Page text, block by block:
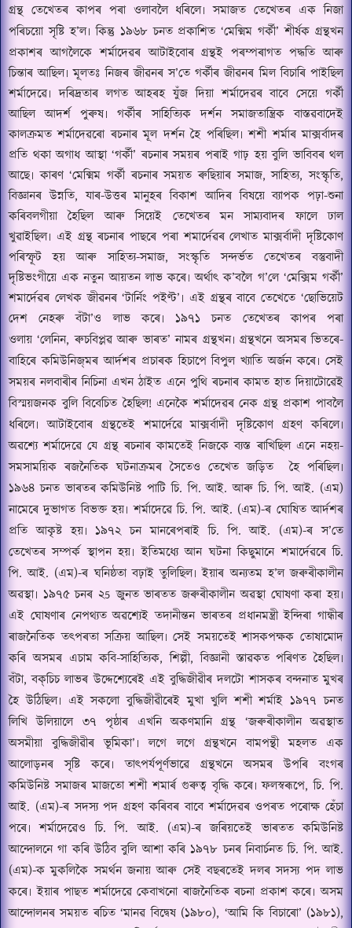
গ্ৰন্থ তেখেতৰ কাপৰ পৰা ওলাবলৈ ধৰিলে৷ সমাজততেখেতৰএক নিজা
পৰিচয়ো সৃষ্টি হ’ল৷ কিন্তু ১৯৬৮ চনত প্ৰকাশিত‘মেক্মিম গৰ্কী’শীৰ্ষক গ্ৰন্থখন
প্ৰকাশৰ আগলৈকে শৰ্মাদেৱৰ আটাইবোৰ গ্ৰন্থই পৰম্পৰাগত পদ্ধতি আৰু
চিন্তাৰ আছিল৷ মূলতঃ নিজৰ জীৱনৰ স’তে গৰ্কীৰ জীৱনৰ মিল বিচাৰি পাইছিল
শৰ্মাদেৱে৷ দৰিদ্ৰতাৰ লগত আহৰহ যুঁজ দিয়া শৰ্মাদেৱৰ বাবে সেয়ে গৰ্কী
আছিলআদৰ্শ পুৰুষ৷ গৰ্কীৰ সাহিত্যিক দৰ্শন সমাজতান্ত্ৰিক বাস্তৱবাদেই
কালক্ৰমত শৰ্মাদেৱৰো ৰচনাৰ মূল দৰ্শন হৈ পৰিছিল৷ শশী শৰ্মাৰ মাক্সৰ্বাদৰ
প্ৰতি থকা অগাধ আস্থা ‘গৰ্কী’ৰচনাৰ সময়ৰ পৰাই গাঢ় হয় বুলি ভাবিবৰ থল
আছে৷ কাৰণ‘মেক্মিম গৰ্কী ৰচনাৰ সময়ত ৰুছিয়াৰ সমাজ, সাহিত্য,সংস্কৃতি,
বিজ্ঞানৰ উন্নতি,যাৰ-উত্তৰ মানুহৰ বিকাশ আদিৰ বিষয়ে ব্যাপক পঢ়া-শুনা
কৰিবলগীয়া হৈছিল আৰু সিয়েই তেখেতৰ মন সাম্যবাদৰ ফালে ঢাল
খুৱাইছিল৷ এই গ্ৰন্থ ৰচনাৰ পাছৰে পৰা শমাৰ্দেৱৰ লেখাত মাক্সৰ্বাদী দৃষ্টিকোণ
পৰিস্ফূট হয় আৰু সাহিত্য-সমাজ,সংস্কৃতি সন্দৰ্ভত তেখেতৰ বস্তুবাদী
দৃষ্টিভংগীয়ে এক নতুন আয়তন লাভ কৰে৷ অৰ্থাৎ ক’বলৈ গ’লে ‘মেক্সিম গৰ্কী’
শমাৰ্দেৱৰ লেখক জীৱনৰ‘টাৰ্নিং পইণ্ট’৷ এই গ্ৰন্থৰ বাবে তেখেতে‘ছোভিয়েট
দেশ নেহৰু বঁটা’ও লাভ কৰে৷ ১৯৭১ চনত তেখেতৰ কাপৰ পৰা
ওলায়‘লেনিন,ৰুচবিপ্লৱ আৰু ভাৰত’ নামৰ গ্ৰন্থখন৷ গ্ৰন্থখনে অসমৰ ভিতৰে-
বাহিৰে কমিউনিজ্‌মৰ আৰ্দশৰ প্ৰচাৰক হিচাপে বিপুল খ্যাতি অৰ্জন কৰে৷ সেই
সময়ৰ নলবাৰীৰ নিচিনা এখন ঠাইত এনে পুথি ৰচনাৰ কামত হাত দিয়াটোৱেই
বিস্ময়জনক বুলি বিবেচিত হৈছিল! এনেকৈ শৰ্মাদেৱৰ নেক গ্ৰন্থ প্ৰকাশ পাবলৈ
ধৰিলে৷ আটাইবোৰ গ্ৰন্থতেই শমাৰ্দেৱে মাক্সৰ্বাদী দৃষ্টিকোণ গ্ৰহণ কৰিলে৷
অৱশ্যে শৰ্মাদেৱে যে গ্ৰন্থ ৰচনাৰ কামতেই নিজকে ব্যস্ত ৰাখিছিল এনে নহয়-
সমসাময়িক ৰজনৈতিক ঘটনাক্ৰমৰ সৈতেও তেখেত জড়িত
হৈ পৰিছিল৷
১৯৬৪ চনত ভাৰতৰ কমিউনিষ্ট পাটি চি. পি. আই. আৰু চি. পি. আই. (এম)
নামেৰে দুভাগত বিভক্ত হয়৷ শৰ্মাদেৱে চি. পি. আই. (এম)-ৰ ঘোষিত আৰ্দশৰ
প্ৰতি আকৃষ্ট হয়৷ ১৯৭২ চন মানৰেপৰাই চি. পি. আই. (এম)-ৰ স’তে
তেখেতৰসম্পৰ্ক স্থাপন হয়৷ ইতিমধ্যে আন ঘটনা কিছুমানে শমাৰ্দেৱৰে চি.
পি. আই. (এম)-ৰ ঘনিষ্ঠতা বঢ়াই তুলিছিল৷ ইয়াৰ অন্যতম হ’ল জৰুৰীকালীন
অৱস্থা৷ ১৯৭৫ চনৰ ২5 জুনত ভাৰতত জৰুৰীকালীন অৱস্থা ঘোষণা কৰা হয়৷
এই ঘোষণাৰ নেপথ্যত অৱশ্যেই তদানীন্তন ভাৰতৰ প্ৰধানমন্ত্ৰী ইন্দিৰা গান্ধীৰ
ৰাজনৈতিক তৎপৰতা সক্ৰিয় আছিল৷ সেই সময়তেই শাসকপক্ষক তোষামোদ
কৰি অসমৰ এচাম কবি-সাহিত্যিক,শিল্পী,বিজ্ঞানী স্তাৱকত পৰিণত হৈছিল৷
বঁটা,বক্‌চিচ লাভৰ উদ্দেশ্যেৰেই এই বুদ্ধিজীৱীৰ দলটো শাসকৰ বন্দনাত মুখৰ
হৈ উঠিছিল৷ এই সকলো বুদ্ধিজীৱীৰেই মুখা খুলি শশী শৰ্মাই ১৯৭৭ চনত
লিখি উলিয়ালে ৩৭ পৃষ্ঠাৰ এখনি অকণমানি গ্ৰন্থ ‘জৰুৰীকালীন অৱস্থাত
অসমীয়া বুদ্ধিজীৱীৰ ভূমিকা’৷ লগে লগে গ্ৰন্থখনে বামপন্থী মহলত এক
আলোড়নৰ সৃষ্টি কৰে৷ তাৎপৰ্যপূৰ্ণভাৱে গ্ৰন্থখনে অসমৰ উপৰি বংগৰ
কমিউনিষ্ট সমাজৰ মাজতো শশী শমাৰ্ৰ গুৰুত্ব বৃদ্ধি কৰে৷ ফলস্বৰূপে,চি. পি.
আই. (এম)-ৰ সদস্য পদ গ্ৰহণ কৰিবৰ বাবে শৰ্মাদেৱৰ ওপৰত পৰোক্ষ হেঁচা
পৰে৷ শৰ্মাদেৱেও চি. পি. আই. (এম)-ৰ জৰিয়তেই ভাৰতত কমিউনিষ্ট
আন্দোলনে গা কৰি উঠিব বুলি আশা কৰি ১৯৭৮ চনৰ নিবাৰ্চনত চি. পি. আই.
(এম)-ক মুকলিকৈ সমৰ্থন জনায় আৰু সেই বছৰতেই দলৰ সদস্য পদ লাভ
কৰে৷ ইয়াৰ পাছত শৰ্মাদেৱে কেবাখনো ৰাজনৈতিক ৰচনা প্ৰকাশ কৰে৷ অসম
আন্দোলনৰ সময়ত ৰচিত‘মানৱ বিদ্বেষ (১৯৮০), ‘আমি কি বিচাৰো’ (১৯৮১),